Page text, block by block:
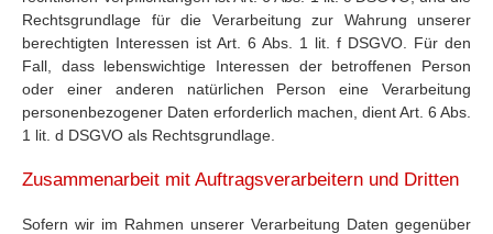
Rechtsgrundlage für die Verarbeitung zur Wahrung unserer
berechtigten Interessen ist Art. 6 Abs. 1 lit. f DSGVO. Für den
Fall, dass lebenswichtige Interessen der betroffenen Person
oder einer anderen natürlichen Person eine Verarbeitung
personenbezogener Daten erforderlich machen, dient Art. 6 Abs.
1 lit. d DSGVO als Rechtsgrundlage.
Zusammenarbeit mit Auftragsverarbeitern und Dritten
Sofern wir im Rahmen unserer Verarbeitung Daten gegenüber